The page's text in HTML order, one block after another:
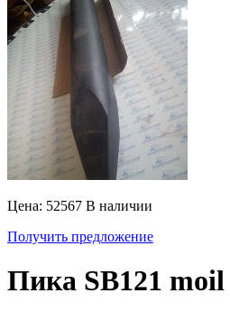
Цена: 52567 В наличии
Получить предложение
Пика SB121 moil